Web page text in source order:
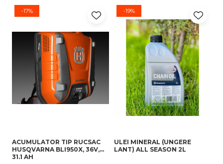
-17%
ACUMULATOR TIP RUCSAC
HUSQVARNA BLI950X, 36V,
31.1 AH
-19%
ULEI MINERAL (UNGERE
LANT) ALL SEASON 2L